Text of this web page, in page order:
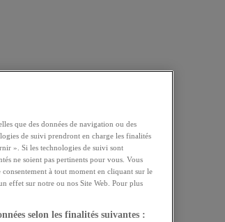
que des données de navigation ou des
de suivi prendront en charge les finalités
». Si les technologies de suivi sont
ne soient pas pertinents pour vous. Vous
à tout moment en cliquant sur le
effet sur notre ou nos Site Web. Pour plus
selon les finalités suivantes :